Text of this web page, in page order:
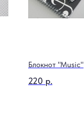
Блокнот "Music"
220 р.